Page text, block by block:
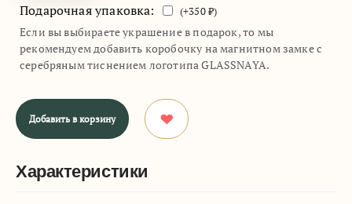
Подарочная упаковка: (+350₽)
Если вы выбираете украшение в подарок, то мы
рекомендуем добавить коробочку на магнитном замке с
серебряным тиснением логотипа GLASSNAYA.
Добавить в корзину
Характеристики